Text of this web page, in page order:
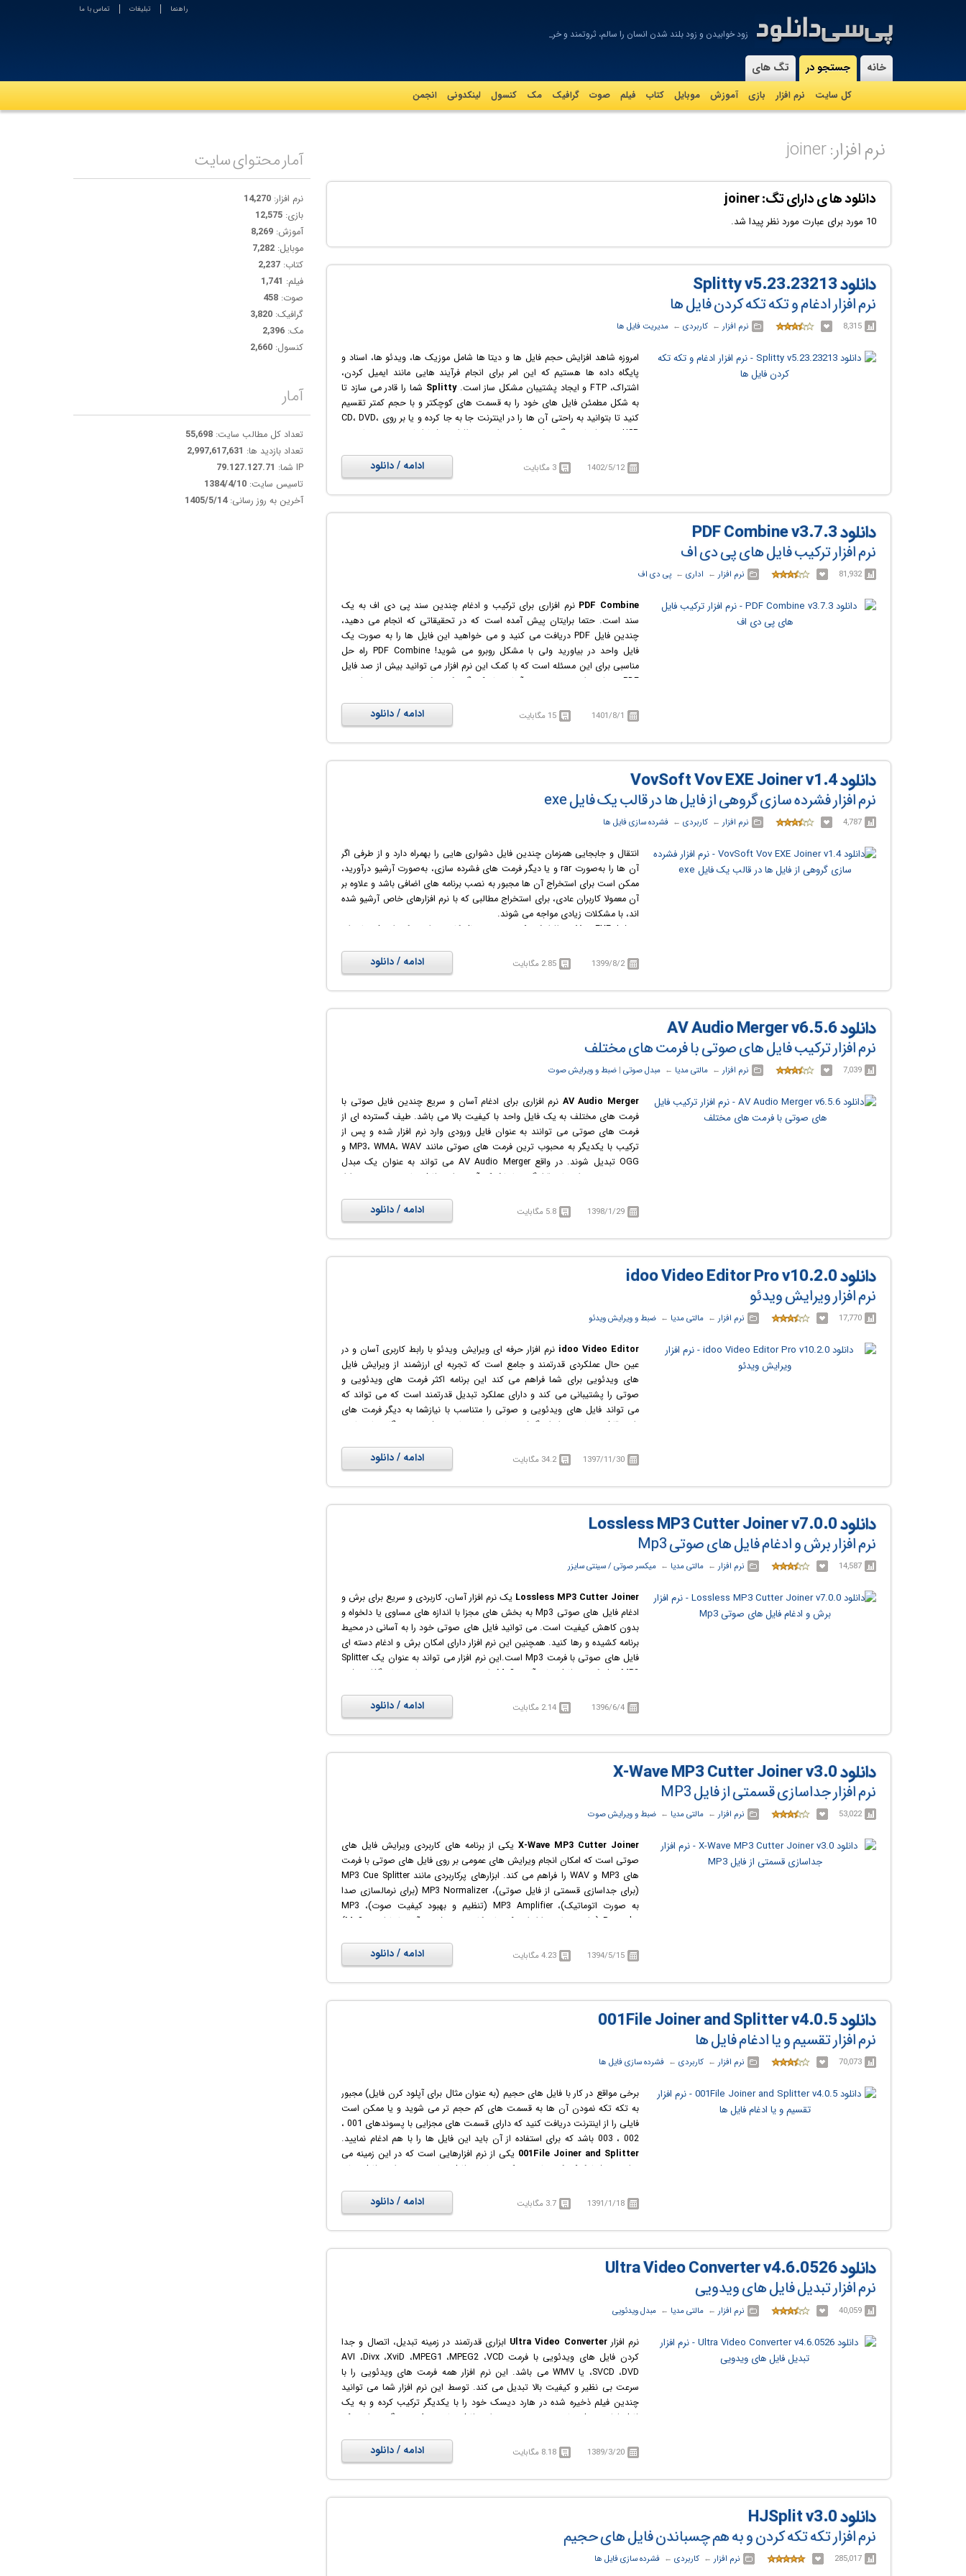
-
زود خوابیدن و زود بلند شدن انسان را سالم، ثروتمند و خردمند می_
راهنما تبلیغات تماس با ما
خانه جستجو در
کل سایت نرم افزار بازی آموزش موبايل کتاب فیلم صوت گرافيک مک کنسول لینکدونی انجمن
تگ های
نرم افزار: joiner
دانلود ها ی دارای تگ: joiner
10 مورد برای عبارت مورد نظر پیدا شد.
دانلود Splitty v5.23.23213
نرم افزار ادغام و تکه تکه کردن فایل ها
8,315 نرم افزار ← ‏ کاربردی ← ‏ مدیریت فایل ها
امروزه شاهد افزایش حجم فایل ها و دیتا ها شامل موزیک ها، ویدئو ها، اسناد و
پایگاه داده ها هستیم که این امر برای انجام فرآیند هایی مانند ایمیل کردن،
اشتراک، FTP و ایجاد پشتیبان مشکل ساز است.
Splitty شما را قادر می سازد تا
به شکل مطمئن فایل های خود را به قسمت های کوچکتر و با حجم کمتر تقسیم
کنید تا بتوانید به راحتی آن ها را در اینترنت جا به جا کرده و یا بر روی CD، DVD،
USB و هر فضای دیگری ذخیره کنید. این نرم افزار به شما اجازه می دهد تا حجم
قطعاتی تا 4 گیگا بایت نیز امکان پذیر است. همچنین شما می توانید فایل های
تقسیم شده را توسط این نرم افزار دوباره با هم ادغام نموده و فایل اولیه را بدون
هیچ کم و کاستی دوباره بازسازی کنید.
1402/5/12 3 مگابایت ادامه / دانلود
دانلود PDF Combine v3.7.3
نرم افزار ترکیب فایل های پی دی اف
81,932 نرم افزار ← ‏ اداری ← ‏ پی دی اف
PDF Combine نرم افزاری برای ترکیب و ادغام چندین سند پی دی اف به یک
سند است. حتما برایتان پیش آمده است که در تحقیقاتی که انجام می دهید،
چندین فایل PDF دریافت می کنید و می خواهید این فایل ها را به صورت یک
فایل واحد در بیاورید ولی با مشکل روبرو می شوید! PDF Combine راه حل
مناسبی برای این مسئله است که با کمک این نرم افزار می توانید بیش از صد فایل
PDF مختلف را به سرعت و به آسانی با یکدیگر ترکیب کرده و به صورت واحد و
کافیست فایل های پی دی اف مورد نظر خود را با کشیدن و رها کردن (Drag &
Drop) مستقیماٌ به لیست فایل های موجود اضافه کنید و سپس دکمه Combine را
فشار دهید تا عملیات ترکیب به سرعت و به آسانی انجام شود.
1401/8/1 15 مگابایت ادامه / دانلود
دانلود VovSoft Vov EXE Joiner v1.4
نرم افزار فشرده سازی گروهی از فایل ها در قالب یک فایل exe
4,787 نرم افزار ← ‏ کاربردی ← ‏ فشرده سازی فایل ها
انتقال و جابجایی همزمان چندین فایل دشواری هایی را بهمراه دارد و از طرفی اگر
آن ها را به‌صورت rar و یا دیگر فرمت های فشرده سازی، به‌صورت آرشیو درآورید،
ممکن است برای استخراج آن ها مجبور به نصب برنامه های اضافی باشد و علاوه بر
آن معمولا کاربران عادی، برای استخراج مطالبی که با نرم افزارهای خاص آرشیو شده
اند، با مشکلات زیادی مواجه می شوند.
Vov EXE Joiner نرم افزار کوچک و در عین حال کاربردی است که راه حل ساده ای
یک قالب یک فایل اجرایی (.exe) قرار دهید. با این کار می توانید در هر زمانی و در
هر سیستمی، بدون اینکه به برنامه دیگری نیاز داشته باشید، فقط فایل .exe ساخته
شده بوسیله این برنامه را اجرا کنید تا تمام محتویات آن در دسترستان باشد.
1399/8/2 2.85 مگابایت ادامه / دانلود
دانلود AV Audio Merger v6.5.6
نرم افزار ترکیب فایل های صوتی با فرمت های مختلف
7,039 نرم افزار ← ‏ مالتی مدیا ← ‏ مبدل صوتی ‏| ضبط و ویرایش صوت
AV Audio Merger نرم افزاری برای ادغام آسان و سریع چندین فایل صوتی با
فرمت های مختلف به یک فایل واحد با کیفیت بالا می باشد. طیف گسترده ای از
فرمت های صوتی می توانند به عنوان فایل ورودی وارد نرم افزار شده و پس از
ترکیب با یکدیگر به محبوب ترین فرمت های صوتی مانند MP3، WMA، WAV و
OGG تبدیل شوند. در واقع AV Audio Merger می تواند به عنوان یک مبدل
صوتی نیز مورد استفاده قرار گیرد تا با کمک آن بتوانید فایل های صوتی خود را از
مشخص است. تنها کافیست بر روی "Merge" یا "Convert" کلیک کنید تا نرم افزار
1398/1/29 5.8 مگابایت ادامه / دانلود
دانلود idoo Video Editor Pro v10.2.0
نرم افزار ویرایش ویدئو
17,770 نرم افزار ← ‏ مالتی مدیا ← ‏ ضبط و ویرایش ویدئو
idoo Video Editor نرم افزار حرفه ای ویرایش ویدئو با رابط کاربری آسان و در
عین حال عملکردی قدرتمند و جامع است که تجربه ای ارزشمند از ویرایش فایل
های ویدئویی برای شما فراهم می کند این برنامه اکثر فرمت های ویدئویی و
صوتی را پشتیبانی می کند و دارای عملکرد تبدیل قدرتمند است که می تواند که
می تواند فایل های ویدئویی و صوتی را متناسب با نیازشما به دیگر فرمت های
رایج قابل پخش در انواع گوشی ها و تبلت های هوشمند، دستگاه های بازی،
1397/11/30 34.2 مگابایت ادامه / دانلود
دانلود Lossless MP3 Cutter Joiner v7.0.0
نرم افزار برش و ادغام فایل های صوتی Mp3
14,587 نرم افزار ← ‏ مالتی مدیا ← ‏ میکسر صوتی / سینتی سایزر
Lossless MP3 Cutter Joiner یک نرم افزار آسان، کاربردی و سریع برای برش و
ادغام فایل های صوتی Mp3 به بخش های مجزا با اندازه های مساوی یا دلخواه و
بدون کاهش کیفیت است. می توانید فایل های صوتی خود را به آسانی در محیط
برنامه کشیده و رها کنید. همچنین این نرم افزار دارای امکان برش و ادغام دسته ای
فایل های صوتی با فرمت Mp3 است.این نرم افزار می تواند به عنوان یک Splitter
MP3 عمل کرده و فایل های آلبوم Mp3 را به بخش های مجزا و نشانه گذاری شده
1396/6/4 2.14 مگابایت ادامه / دانلود
دانلود X-Wave MP3 Cutter Joiner v3.0
نرم افزار جداسازی قسمتی از فایل MP3
53,022 نرم افزار ← ‏ مالتی مدیا ← ‏ ضبط و ویرایش صوت
X-Wave MP3 Cutter Joiner یکی از برنامه های کاربردی ویرایش فایل های
صوتی است که امکان انجام ویرایش های عمومی بر روی فایل های صوتی با فرمت
های MP3 و WAV را فراهم می کند. ابزارهای پرکاربردی مانند MP3 Cue Splitter
(برای جداسازی قسمتی از فایل صوتی)، MP3 Normalizer (برای نرمالسازی صدا
به صورت اتوماتیک)، MP3 Amplifier (تنظیم و بهبود کیفیت صوت)، MP3
Recorder (برای ضبط صدا از اسپیکر های کامپیوتر و ذخیره آن ها با فرمت Mp3)
راحتی به ضبط، پخش، ویرایش، تقسیم و یا ادغام فایل های صوتی بپردازد. می
توان گفت مهمترین ویژگی این نرم افزار امکان جداسازی قسمتی از یک فایل
صوتی با فرمت MP3 و تکه تکه کردن/تقسیم آهنگ به فایل های صوتی با طول
دلخواه است.
1394/5/15 4.23 مگابایت ادامه / دانلود
دانلود 001File Joiner and Splitter v4.0.5
نرم افزار تقسیم و یا ادغام فایل ها
70,073 نرم افزار ← ‏ کاربردی ← ‏ فشرده سازی فایل ها
برخی مواقع در کار با فایل های حجیم (به عنوان مثال برای آپلود کرن فایل) مجبور
به تکه تکه نمودن آن ها به قسمت های کم حجم تر می شوید و یا ممکن است
فایلی را از اینترنت دریافت کنید که دارای قسمت های مجزایی با پسوندهای 001 ،
002 ، 003 باشد که برای استفاده از آن باید این فایل ها را با هم ادغام نمایید.
001File Joiner and Splitter یکی از نرم افزارهایی است که در این زمینه می
تواند به شما کمک کند تا به سبک متفاوتی فایل های حجیم را به فایل های
پیام خطا مواجه نشوید. این نرم افزار پس از تکه تکه کردن فایل های حجیم فرمت
آن ها را به ترتیب 001, 002, 003 و... قرار می دهد. پس از تکه تکه کردن فایل
های خود با این نرم افزار دیگر نباید نگران خطاهای استخراج باشید زیرا با اطمینان
بیشتری می توانید به ادغام فایل هایتان بپردازید. حجم فایل شما می تواند
براساس پارمترهای مختلفی قابل تنظیم است. سرعت بالا در تقسیم و یا به هم
جایگزین .Rar و .Zip خواهند بود.
1391/1/18 3.7 مگابایت ادامه / دانلود
دانلود Ultra Video Converter v4.6.0526
نرم افزار تبدیل فایل های ویدویی
40,059 نرم افزار ← ‏ مالتی مدیا ← ‏ مبدل ویدئویی
نرم افزارUltra Video Converter ابزاری قدرتمند در زمینه تبدیل، اتصال و جدا
کردن فایل های ویدئویی با فرمت AVI ،Divx ،XviD ،MPEG1 ،MPEG2 ،VCD
،SVCD ،DVD یا WMV می باشد. این نرم افزار همه فرمت های ویدئویی را با
سرعت بی نظیر و کیفیت بالا تبدیل می کند. توسط این نرم افزار شما می توانید
چندین فیلم ذخیره شده در هارد دیسک خود را با یکدیگر ترکیب کرده و به یک
فایل فیلم تبدیل نمایید. همچنین می توانید فایل های ویدئویی بزرگ تر را به تکه
بی نظیر و بدون هیچ افت کیفیتی انجام می دهد. از ویژگی های این نرم افزار می
توان به سرعت بسیار بالا در تبدیلات، ظاهری بسیار ساده، توانایی تبدیل اکثر فرمت
های تصویری به هم و ... اشاره کرد. این نرم افزار محصولی از شرکت Aone
1389/3/20 8.18 مگابایت ادامه / دانلود
دانلود HJSplit v3.0
نرم افزار تکه تکه کردن و به هم چسباندن فایل های حجیم
285,017 نرم افزار ← ‏ کاربردی ← ‏ فشرده سازی فایل ها
آمار محتوای سایت
نرم افزار: 14,270
بازی: 12,575
آموزش: 8,269
موبایل: 7,282
کتاب: 2,237
فیلم: 1,741
صوت: 458
گرافیک: 3,820
مک: 2,396
کنسول: 2,660
آمار
تعداد کل مطالب سایت: 55,698
تعداد بازدید ها: 2,997,617,631
IP شما:
79.127.127.71
تاسیس سایت: 1384/4/10
آخرین به روز رسانی:1405/5/14